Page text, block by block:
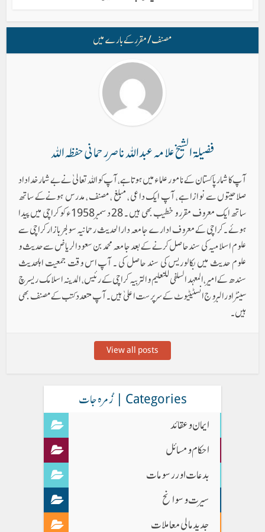
مصنف/ مقرر کے بارے میں
فضیلۃ الشیخ علامہ عبد اللہ ناصر رحمانی حفظہ اللہ
آپ کا شمار پاکستان کے نامور علماء میں ہوتا ہے ، آپ کو اللہ تعالیٰ نے بے شمار خداداد
صلاحیتوں سے نوازا ہے ، آپ ایک داعی ، مبلغ ، مصنف ، مدرس ہونےکے ساتھ
ساتھ ایک معروف مقرر و خطیب بھی ہیں ۔ 28 دسمبر 1958ء کو کراچی میں پیدا
ہوئے ۔ کراچی کے معروف ادارے جامعہ دارالحدیث رحمانیہ سولجر بازار کراچی سے
علوم اسلامیہ کی سند حاصل کرنے کے بعد جامعہ محمد بن سعود الریاض سے حدیث و
علوم حدیث میں بکالوریس کی سند حاصل کی ۔ آپ اس وقت جمعیت اہلحدیث
سندھ کے امیر ، المعہد السلفی للتعلیم والتربیہ کراچی کے رئیس ، المدینہ اسلامک ریسرچ
سینٹر اور البروج انسٹیٹیوٹ کے سرپرست اعلیٰ ہیں۔ آپ متعدد کتب کے مصنف بھی
ہیں۔
View all posts
Categories | زُمرہ جات
ایمان وعقائد
احکام و مسائل
بدعات اور رسومات
سیرت و سوانح
جدید مالی معاملات